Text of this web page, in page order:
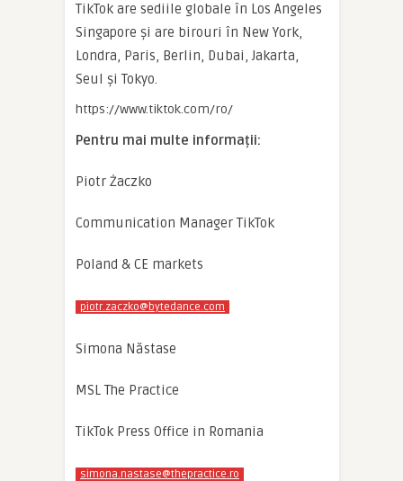
TikTok are sediile globale în Los Angeles
Singapore și are birouri în New York,
Londra, Paris, Berlin, Dubai, Jakarta,
Seul și Tokyo.
https://www.tiktok.com/ro/
Pentru mai multe informații:
Piotr Żaczko
Communication Manager TikTok
Poland & CE markets
piotr.zaczko@bytedance.com
Simona Năstase
MSL The Practice
TikTok Press Office in Romania
simona.nastase@thepractice.ro